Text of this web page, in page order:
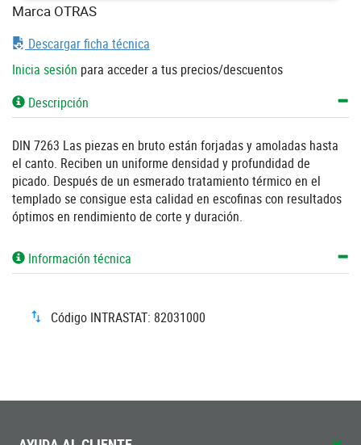
Marca OTRAS
Descargar ficha técnica
Inicia sesión para acceder a tus precios/descuentos
Descripción
DIN 7263 Las piezas en bruto están forjadas y amoladas hasta
el canto. Reciben un uniforme densidad y profundidad de
picado. Después de un esmerado tratamiento térmico en el
templado se consigue esta calidad en escofinas con resultados
óptimos en rendimiento de corte y duración.
Información técnica
Código INTRASTAT: 82031000